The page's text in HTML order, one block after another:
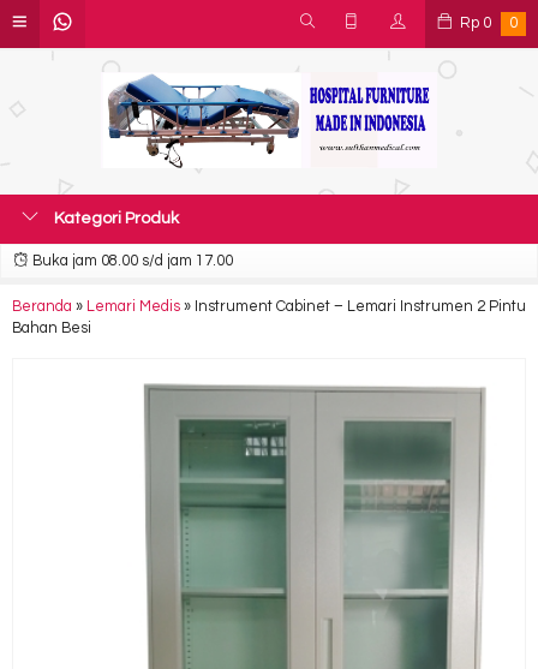
Rp 0 0
Kategori Produk
Buka jam 08.00 s/d jam 17.00
Beranda » Lemari Medis » Instrument Cabinet – Lemari Instrumen 2 Pintu
Bahan Besi